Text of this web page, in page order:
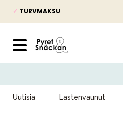
✓ TURVMAKSU
Uutisia Lastenvaunut